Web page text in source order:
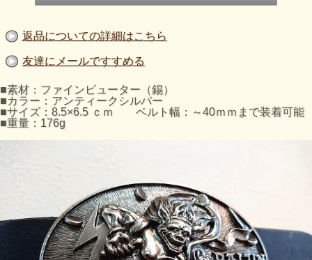
返品についての詳細はこちら
友達にメールですすめる
■素材：ファインピューター（錫）
■カラー：アンティークシルバー
■サイズ：8.5×6.5 ｃｍ ベルト幅：～40ｍｍまで装着可能
■重量：176g